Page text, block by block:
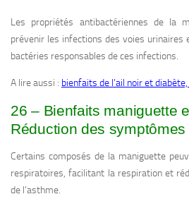
Les propriétés antibactériennes de la
prévenir les infections des voies urinaires
bactéries responsables de ces infections.
A lire aussi : bienfaits de l’ail noir et
26 – Bienfaits maniguette
Réduction des symptômes
Certains composés de la maniguette
respiratoires, facilitant la respiration et
de l’asthme.